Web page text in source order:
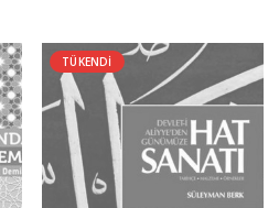
TÜKENDİ